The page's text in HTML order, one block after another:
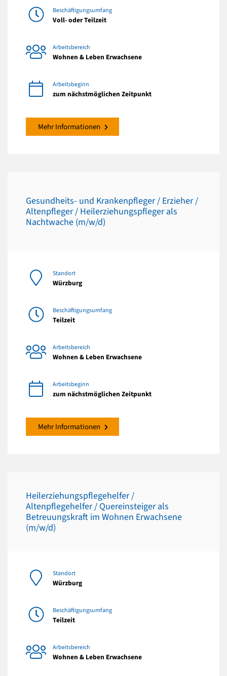
Beschäftigungsumfang
Voll- oder Teilzeit
Arbeitsbereich
Wohnen & Leben Erwachsene
Arbeitsbeginn
zum nächstmöglichen Zeitpunkt
Mehr Informationen
Gesundheits- und Krankenpfleger / Erzieher /
Altenpfleger / Heilerziehungspfleger als
Nachtwache (m/w/d)
Standort
Würzburg
Beschäftigungsumfang
Teilzeit
Arbeitsbereich
Wohnen & Leben Erwachsene
Arbeitsbeginn
zum nächstmöglichen Zeitpunkt
Mehr Informationen
Heilerziehungspflegehelfer /
Altenpflegehelfer / Quereinsteiger als
Betreuungskraft im Wohnen Erwachsene
(m/w/d)
Standort
Würzburg
Beschäftigungsumfang
Teilzeit
Arbeitsbereich
Wohnen & Leben Erwachsene